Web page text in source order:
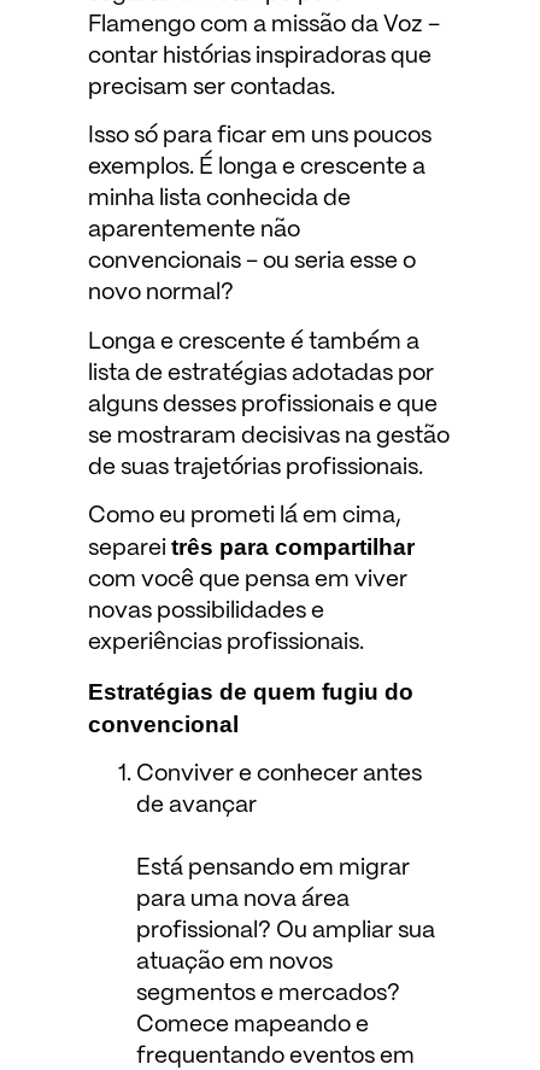
Flamengo com a missão da Voz –
contar histórias inspiradoras que
precisam ser contadas.
Isso só para ficar em uns poucos
exemplos. É longa e crescente a
minha lista conhecida de
aparentemente não
convencionais – ou seria esse o
novo normal?
Longa e crescente é também a
lista de estratégias adotadas por
alguns desses profissionais e que
se mostraram decisivas na gestão
de suas trajetórias profissionais.
Como eu prometi lá em cima,
separei três para compartilhar
com você que pensa em viver
novas possibilidades e
experiências profissionais.
Estratégias de quem fugiu do
convencional
Conviver e conhecer antes
de avançar
Está pensando em migrar
para uma nova área
profissional? Ou ampliar sua
atuação em novos
segmentos e mercados?
Comece mapeando e
frequentando eventos em